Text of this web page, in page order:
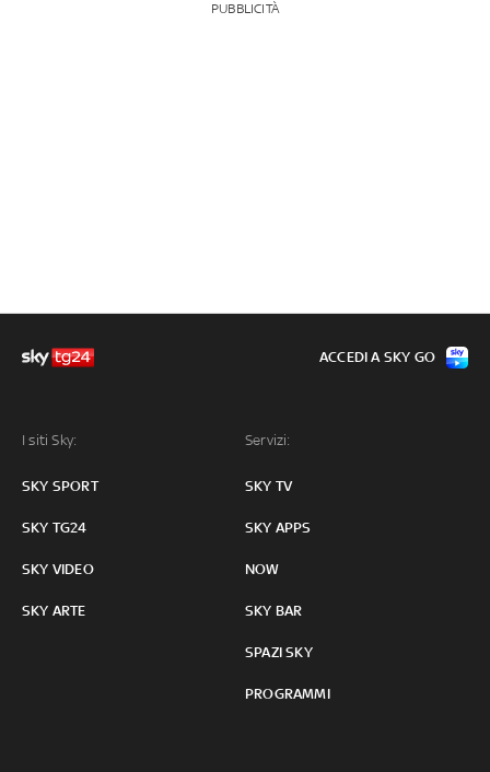
PUBBLICITÀ
I siti Sky:
SKY SPORT
SKY TG24
SKY VIDEO
SKY ARTE
Servizi:
SKY TV
SKY APPS
NOW
SKY BAR
SPAZI SKY
PROGRAMMI
ACCEDI A SKY GO